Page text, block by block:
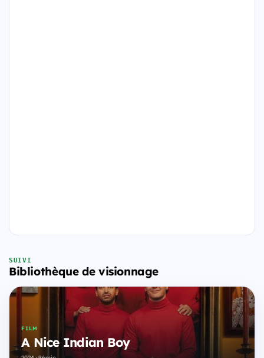
SUIVI
Bibliothèque de visionnage
FILM
A Nice Indian Boy